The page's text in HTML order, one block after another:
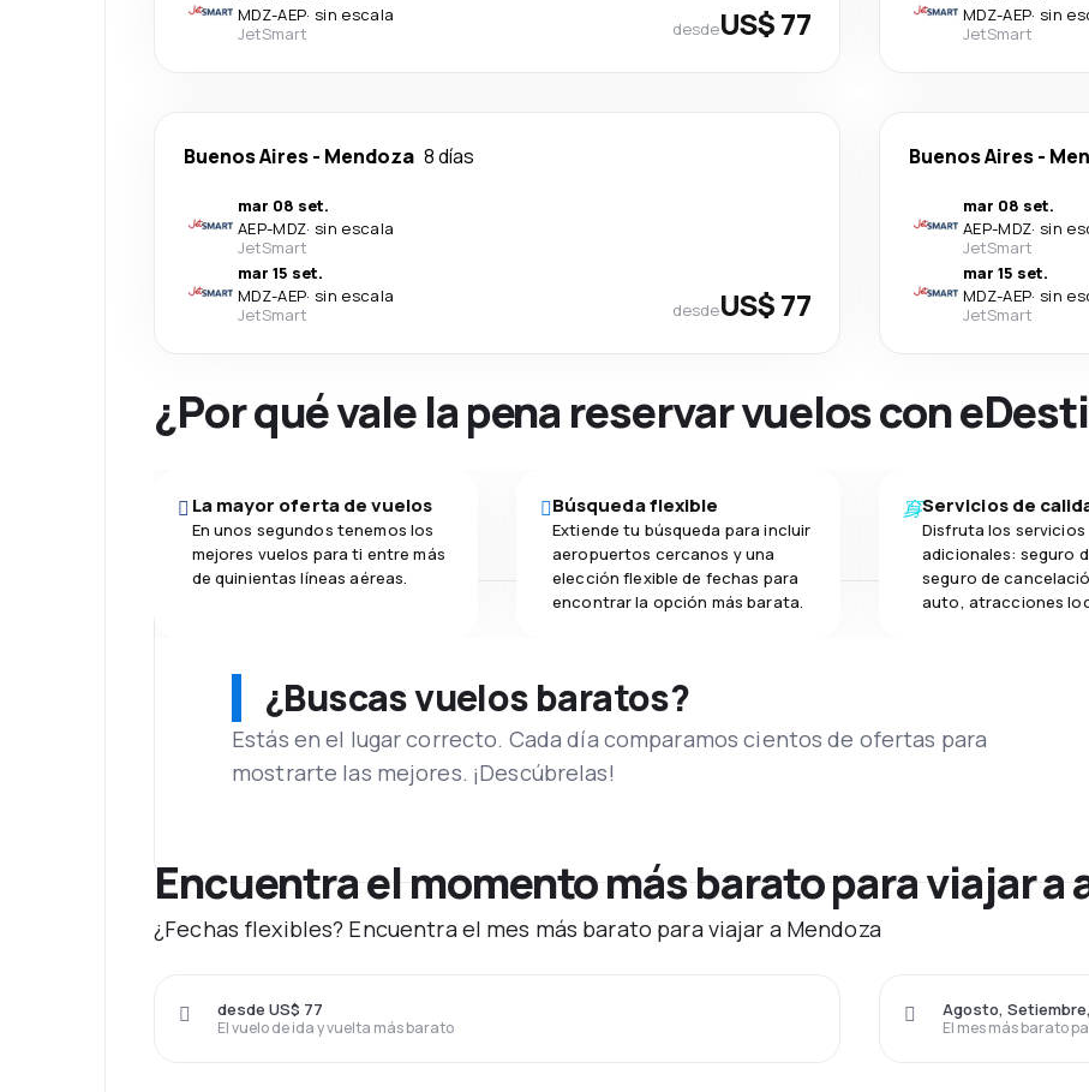
MDZ-AEP· sin escala
JetSmart
desdeUS$ 77
MDZ-AEP· sin
JetSmart
Buenos Aires- Mendoza 8 días
mar 08 set.
AEP-MDZ· sin escala
JetSmart
mar 15 set.
MDZ-AEP· sin escala
JetSmart
desdeUS$ 77
Buenos Aires-
mar 08 set.
AEP-MDZ· sin
JetSmart
mar 15 set.
MDZ-AEP· sin
JetSmart
¿Por qué vale la pena reservar vuelos con
La mayor oferta de vuelos
En unos segundos tenemos los
mejores vuelos para ti entre más
de quinientas líneas aéreas.
Búsqueda flexible
Extiende tu búsqueda para incluir
aeropuertos cercanos y una
elección flexible de fechas para
encontrar la opción más barata.
Servicios de
Disfruta los servicios
adicionales: seguro
seguro de
auto, atracciones
¿Buscas vuelos baratos?
Estás en el lugar correcto. Cada día comparamos cientos de ofertas para
mostrarte las mejores. ¡Descúbrelas!
Encuentra el momento más barato para viajar a
¿Fechas flexibles? Encuentra el mes más barato para viajar a Mendoza
El vuelo de ida y vuelta más barato
desde US$ 77
El mes más barato
Agosto,